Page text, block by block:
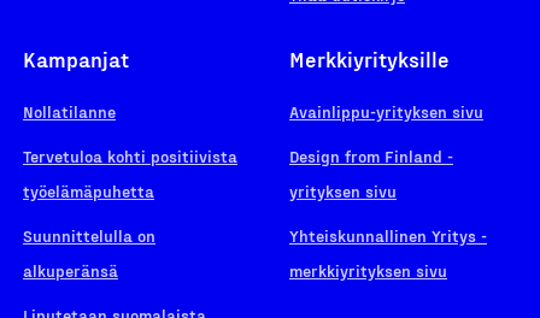
Kampanjat
Nollatilanne
Tervetuloa kohti positiivista
työelämäpuhetta
Suunnittelulla on
alkuperänsä
Merkkiyrityksille
Avainlippu-yrityksen sivu
Design from Finland -
yrityksen sivu
Yhteiskunnallinen Yritys -
merkkiyrityksen sivu